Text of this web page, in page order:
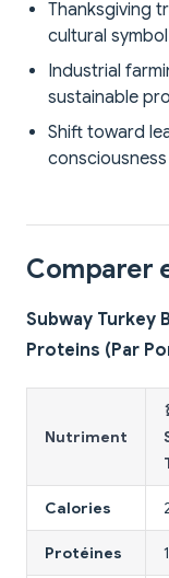
Thanksgiving
cultural
Industrial
sustainable
Shift toward
Comparer
Subway Turkey
Proteins (Par
Nutriment
Calories
Protéines